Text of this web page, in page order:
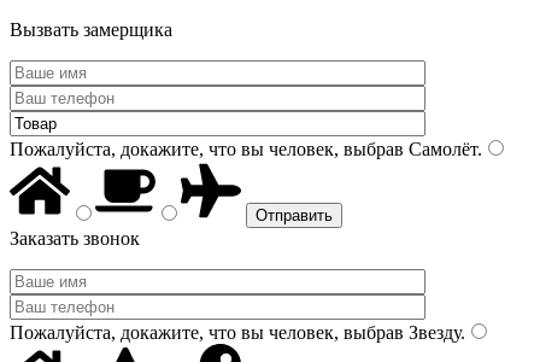
Вызвать замерщика
Пожалуйста, докажите, что вы человек, выбрав Самолёт.
Заказать звонок
Пожалуйста, докажите, что вы человек, выбрав Звезду.